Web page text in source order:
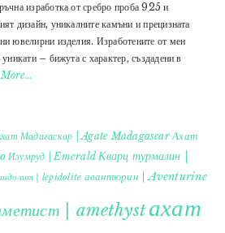
изработка от сребро проба 925 и
дизайн, уникалните камъни и прецизната
ювелирни изделия. Изработените от мен
– бижута с характер, създадени в
Мадагаскар | Agate Madagascar Ахат
Изумруд | Emerald Кварц турмалин |
| lepidolite авантюрин | Aventurine
| amethystахат